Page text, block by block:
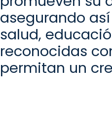
asegurando
salud,
reconocidas
permitan un